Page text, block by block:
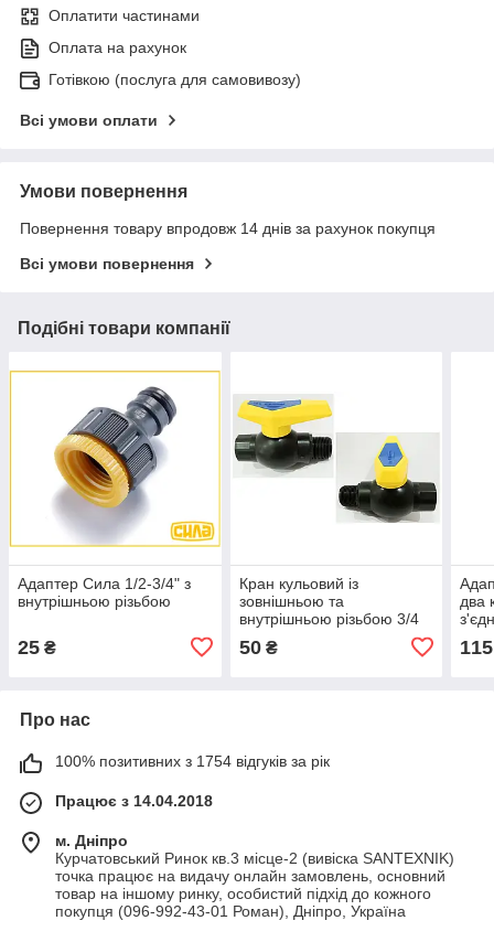
Оплатити частинами
Оплата на рахунок
Готівкою (послуга для самовивозу)
Всі умови оплати
Умови повернення
Повернення товару впродовж 14 днів за рахунок покупця
Всі умови повернення
Подібні товари компанії
Адаптер Сила 1/2-3/4" з
внутрішньою різьбою
25 ₴
Кран кульовий із
зовнішньою та
внутрішньою різьбою 3/4
ВЗ дюйма (пластиковий)
50₴
два
115
Про нас
100% позитивних з 1754 відгуків за рік
Працює з 14.04.2018
м. Дніпро
Курчатовський Ринок кв.3 місце-2 (вивіска SANTEXNIK)
точка працює на видачу онлайн замовлень, основний
товар на іншому ринку, особистий підхід до кожного
покупця (096-992-43-01 Роман), Дніпро, Україна